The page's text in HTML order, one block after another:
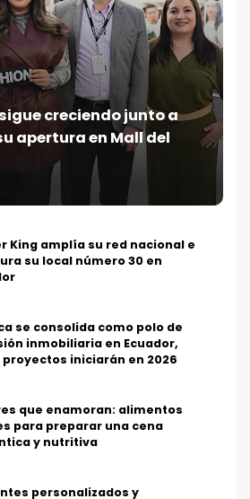
sigue creciendo junto a
apertura en Mall del
King amplía su red nacional e
su local número 30 en
se consolida como polo de
inmobiliaria en Ecuador,
iniciarán en 2026
que enamoran: alimentos
para preparar una cena
y nutritiva
personalizados y